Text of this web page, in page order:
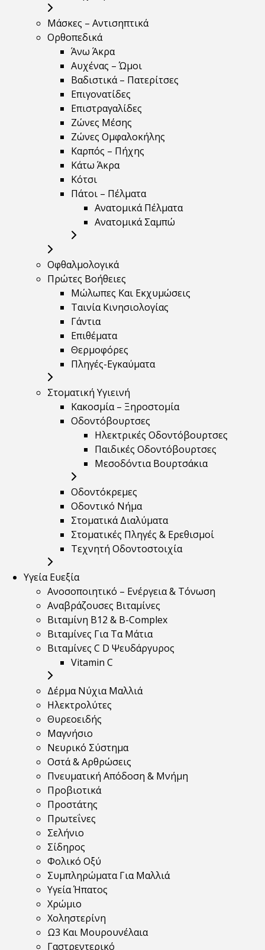
Μάσκες – Αντισηπτικά
Ορθοπεδικά
Άνω Άκρα
Αυχένας – Ώμοι
Βαδιστικά – Πατερίτσες
Επιγονατίδες
Επιστραγαλίδες
Ζώνες Μέσης
Ζώνες Ομφαλοκήλης
Καρπός – Πήχης
Κάτω Άκρα
Κότσι
Πάτοι – Πέλματα
Ανατομικά Πέλματα
Ανατομικά Σαμπώ
Οφθαλμολογικά
Πρώτες Βοήθειες
Μώλωπες Και Εκχυμώσεις
Ταινία Κινησιολογίας
Γάντια
Επιθέματα
Θερμοφόρες
Πληγές-Εγκαύματα
Στοματική Υγιεινή
Κακοσμία – Ξηροστομία
Οδοντόβουρτσες
Ηλεκτρικές Οδοντόβουρτσες
Παιδικές Οδοντόβουρτσες
Μεσοδόντια Βουρτσάκια
Οδοντόκρεμες
Οδοντικό Νήμα
Στοματικά Διαλύματα
Στοματικές Πληγές & Ερεθισμοί
Τεχνητή Οδοντοστοιχία
Υγεία Ευεξία
Ανοσοποιητικό – Ενέργεια & Τόνωση
Αναβράζουσες Βιταμίνες
Βιταμίνη B12 & Β-Complex
Βιταμίνες Για Τα Μάτια
Βιταμίνες C D Ψευδάργυρος
Vitamin C
Δέρμα Νύχια Μαλλιά
Ηλεκτρολύτες
Θυρεοειδής
Μαγνήσιο
Νευρικό Σύστημα
Οστά & Αρθρώσεις
Πνευματική Απόδοση & Μνήμη
Προβιοτικά
Προστάτης
Πρωτεΐνες
Σελήνιο
Σίδηρος
Φολικό Οξύ
Συμπληρώματα Για Μαλλιά
Υγεία Ήπατος
Χρώμιο
Χοληστερίνη
Ω3 Και Μουρουνέλαια
Γαστρεντερικό